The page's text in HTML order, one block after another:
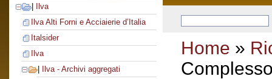
Ilva
Ilva Alti Forni e Acciaierie d’Italia
Italsider
Ilva
Ilva - Archivi aggregati
Home »